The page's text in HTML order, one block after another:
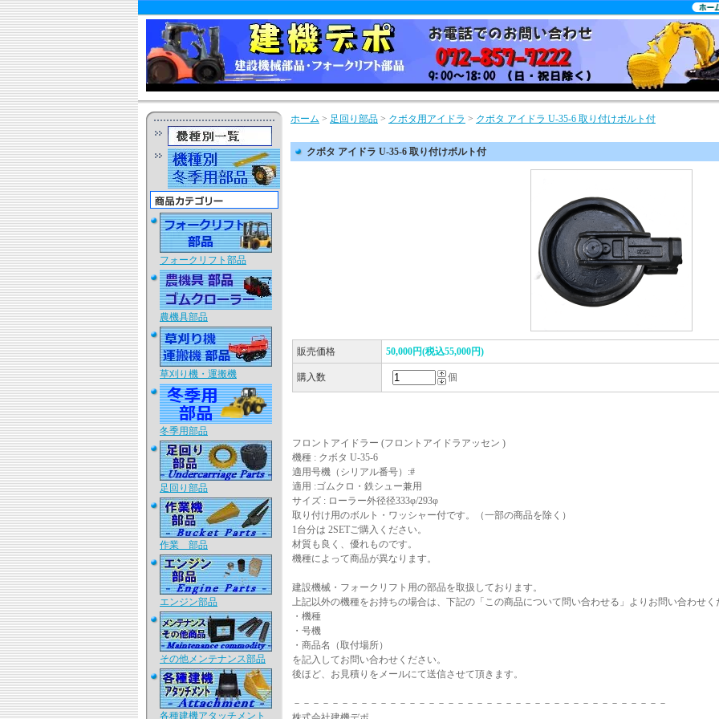
フォークリフト部品
農機具部品
草刈り機・運搬機
冬季用部品
足回り部品
作業 部品
エンジン部品
その他メンテナンス部品
各種建機アタッチメント
ホーム > 足回り部品 > クボタ用アイドラ > クボタ アイドラ U-35-6 取り付けボルト付
クボタ アイドラ U-35-6 取り付けボルト付
販売価格 50,000円(税込55,000円)
購入数 個
フロントアイドラー (フロントアイドラアッセン )
機種 : クボタ U-35-6
適用号機（シリアル番号）:#
適用 :ゴムクロ・鉄シュー兼用
サイズ : ローラー外径径333φ/293φ
取り付け用のボルト・ワッシャー付です。（一部の商品を除く）
1台分は 2SETご購入ください。
材質も良く、優れものです。
機種によって商品が異なります。
建設機械・フォークリフト用の部品を取扱しております。
上記以外の機種をお持ちの場合は、下記の「この商品について問い合わせる」よりお問い合わせく
・機種
・号機
・商品名（取付場所）
を記入してお問い合わせください。
後ほど、お見積りをメールにて送信させて頂きます。
－－－－－－－－－－－－－－－－－－－－－－－－－－－－－－－－－－－－－－－